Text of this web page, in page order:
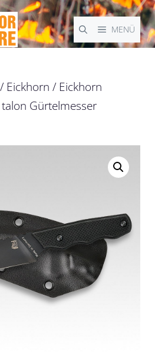
MENÜ
/ Eickhorn / Eickhorn
Gürtelmesser